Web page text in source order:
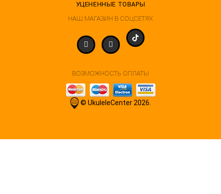
УЦЕНЕННЫЕ ТОВАРЫ
НАШ МАГАЗИН В СОЦСЕТЯХ
ВОЗМОЖНОСТЬ ОПЛАТЫ
© UkuleleCenter 2026.